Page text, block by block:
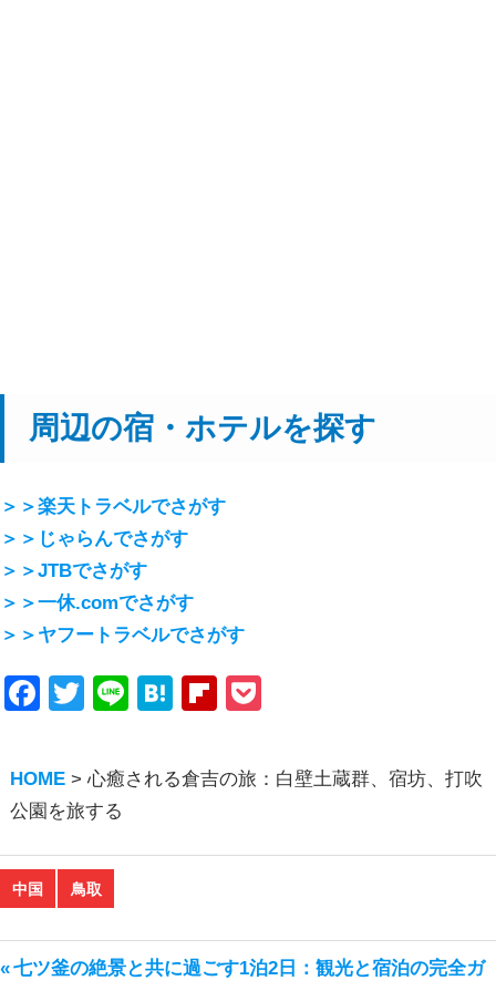
周辺の宿・ホテルを探す
＞＞楽天トラベルでさがす
＞＞じゃらんでさがす
＞＞JTBでさがす
＞＞一休.comでさがす
＞＞ヤフートラベルでさがす
Facebook
Twitter
LineHatenaFlipboard
HOME> 心癒される倉吉の旅：白壁土蔵群、宿坊、打吹
公園を旅する
中国 鳥取
前
七ツ釜の絶景と共に過ごす1泊2日：観光と宿泊の完全ガ